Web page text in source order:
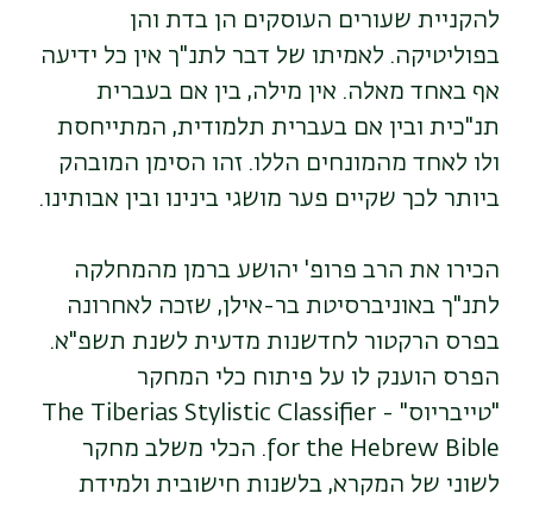
להקניית שעורים העוסקים הן בדת והן
בפוליטיקה. לאמיתו של דבר לתנ"ך אין כל ידיעה
אף באחד מאלה. אין מילה, בין אם בעברית
תנ"כית ובין אם בעברית תלמודית, המתייחסת
ולו לאחד מהמונחים הללו. זהו הסימן המובהק
ביותר לכך שקיים פער מושגי בינינו ובין אבותינו.
הכירו את הרב פרופ' יהושע ברמן מהמחלקה
לתנ"ך באוניברסיטת בר-אילן, שזכה לאחרונה
בפרס הרקטור לחדשנות מדעית לשנת תשפ"א.
הפרס הוענק לו על פיתוח כלי המחקר
"טייבריוס" - The Tiberias Stylistic Classifier
for the Hebrew Bible. הכלי משלב מחקר
לשוני של המקרא, בלשנות חישובית ולמידת